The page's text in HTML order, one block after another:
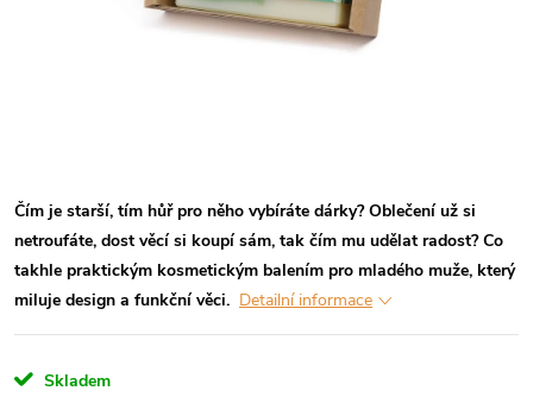
Čím je starší, tím hůř pro něho vybíráte dárky? Oblečení už si
netroufáte, dost věcí si koupí sám, tak čím mu udělat radost? Co
takhle praktickým kosmetickým balením pro mladého muže, který
miluje design a funkční věci. Detailní informace
Skladem